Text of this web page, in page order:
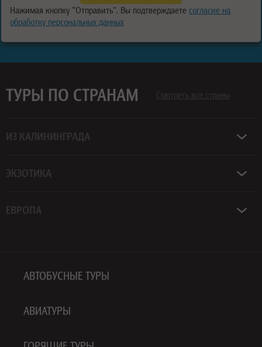
Нажимая кнопку "Отправить", Вы подтверждаете согласие на
обработку персональных данных
ТУРЫ ПО СТРАНАМ Смотреть все страны
ИЗ КАЛИНИНГРАДА
ЭКЗОТИКА
ЕВРОПА
АВТОБУСНЫЕ ТУРЫ
АВИАТУРЫ